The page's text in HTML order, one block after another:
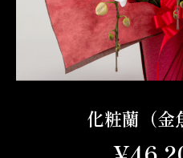
化粧蘭（金